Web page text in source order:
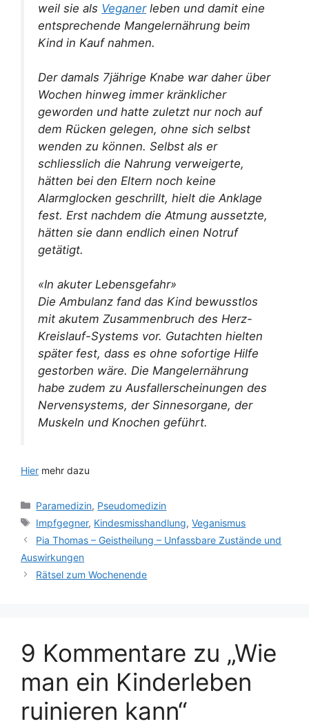
weil sie als Veganerleben und damit eine
entsprechende Mangelernährung beim
Kind in Kauf nahmen.
Der damals 7jährige Knabe war daher über
Wochen hinweg immer kränklicher
geworden und hatte zuletzt nur noch auf
dem Rücken gelegen, ohne sich selbst
wenden zu können. Selbst als er
schliesslich die Nahrung verweigerte,
hätten bei den Eltern noch keine
Alarmglocken geschrillt, hielt die Anklage
fest. Erst nachdem die Atmung aussetzte,
hätten sie dann endlich einen Notruf
getätigt.
«In akuter Lebensgefahr»
Die Ambulanz fand das Kind bewusstlos
mit akutem Zusammenbruch des Herz-
Kreislauf-Systems vor. Gutachten hielten
später fest, dass es ohne sofortige Hilfe
gestorben wäre. Die Mangelernährung
habe zudem zu Ausfallerscheinungen des
Nervensystems, der Sinnesorgane, der
Muskeln und Knochen geführt.
Hier mehr dazu
Kategorien
Paramedizin, Pseudomedizin
Schlagwörter
Impfgegner, Kindesmisshandlung,Veganismus
Pia Thomas – Geistheilung – Unfassbare Zustände und
Auswirkungen
Rätsel zum Wochenende
9 Kommentare zu „Wie
man ein Kinderleben
ruinieren kann“